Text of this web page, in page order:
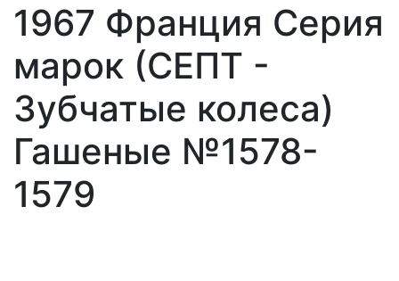
1967 Франция Серия
марок (СЕПТ -
Зубчатые колеса)
Гашеные №1578-
1579